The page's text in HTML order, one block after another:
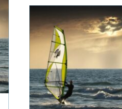
matdestination. Här
möts resenärer som vill
äta genuint, närodlat och
vällagat utan att tumma
på vare sig kvalitet ell...